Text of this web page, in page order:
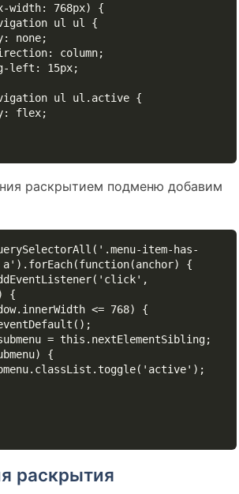
width: 768px) {
раскрытием подменю добавим
item-has-
{
{
раскрытия